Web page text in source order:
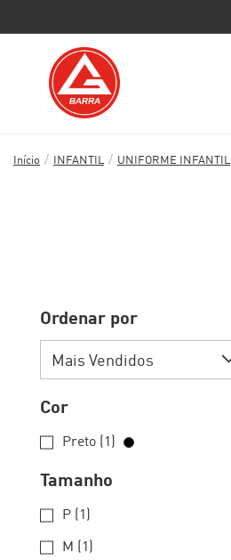
Início / INFANTIL / UNIFORME INFANTIL
Ordenar por
Cor
Preto (1)
Tamanho
P (1)
M (1)